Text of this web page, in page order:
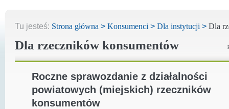
Tu jesteś: Strona główna > Konsumenci > Dla instytucji > Dla
Dla rzeczników konsumentów
Roczne sprawozdanie z działalności
powiatowych (miejskich) rzeczników
konsumentów